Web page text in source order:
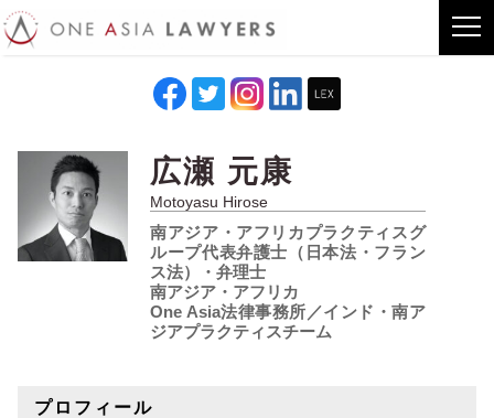
広瀬 元康
Motoyasu Hirose
南アジア・アフリカプラクティスグ
ループ代表弁護士（日本法・フラン
ス法）・弁理士
南アジア・アフリカ
One Asia法律事務所／インド・南ア
ジアプラクティスチーム
プロフィール